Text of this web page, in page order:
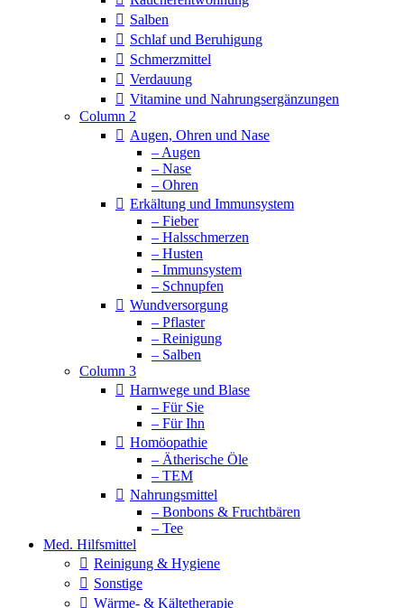
Salben
Schlaf und Beruhigung
Schmerzmittel
Verdauung
Vitamine und Nahrungsergänzungen
Column 2
Augen, Ohren und Nase
– Augen
– Nase
– Ohren
Erkältung und Immunsystem
– Fieber
– Halsschmerzen
– Husten
– Immunsystem
– Schnupfen
Wundversorgung
– Pflaster
– Reinigung
– Salben
Column 3
Harnwege und Blase
– Für Sie
– Für Ihn
Homöopathie
– Ätherische Öle
– TEM
Nahrungsmittel
– Bonbons & Fruchtbären
– Tee
Med. Hilfsmittel
Reinigung & Hygiene
Sonstige
Wärme- & Kältetherapie